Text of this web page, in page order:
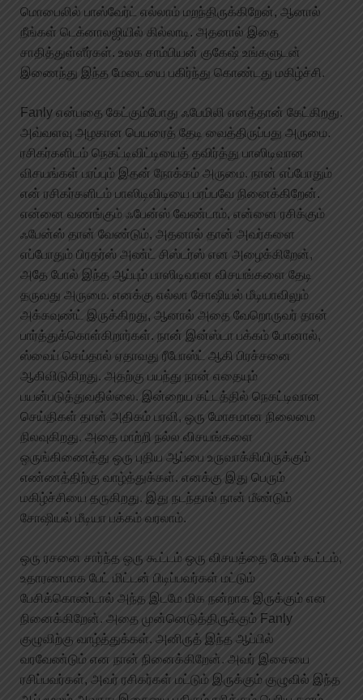
மொபைலில் பாஸ்வேர்ட் எல்லாம் மறந்திருக்கிறேன், ஆனால்
நீங்கள் டெக்னாலஜியில் கில்லாடி. அதனால் இதை
சாதித்துள்ளீர்கள். உலக சாம்பியன் குகேஷ் உங்களுடன்
இணைந்து இந்த மேடையை பகிர்ந்து கொண்டது மகிழ்ச்சி.
Fanly என்பதை கேட்கும்போது ஃபேமிலி எனத்தான் கேட்கிறது.
அவ்வளவு அழகான பெயரைத் தேடி வைத்திருப்பது அருமை.
ரசிகர்களிடம் நெகட்டிவிட்டியைத் தவிர்த்து பாஸிடிவான
விசயங்கள் பரப்பும் இதன் நோக்கம் அருமை. நான் எப்போதும்
என் ரசிகர்களிடம் பாஸிடிவிடியை பரப்பவே நினைக்கிறேன்.
என்னை வணங்கும் ஃபேன்ஸ் வேண்டாம், என்னை ரசிக்கும்
ஃபேன்ஸ் தான் வேண்டும், அதனால் தான் அவர்களை
எப்போதும் பிரதர்ஸ் அண்ட் சிஸ்டர்ஸ் என அழைக்கிறேன்,
அதே போல் இந்த ஆப்பும் பாஸிடிவான விசயங்களை தேடி
தருவது அருமை. எனக்கு எல்லா சோஷியல் மீடியாவிலும்
அக்கவுண்ட் இருக்கிறது, ஆனால் அதை வேறொருவர் தான்
பார்த்துக்கொள்கிறார்கள். நான் இன்ஸ்டா பக்கம் போனால்,
ஸ்வைப் செய்தால் ஏதாவது ரீபோஸ்ட் ஆகி பிரச்சனை
ஆகிவிடுகிறது. அதற்கு பயந்து நான் எதையும்
பயன்படுத்துவதில்லை. இன்றைய கட்டத்தில் நெகட்டிவான
செய்திகள் தான் அதிகம் பரவி, ஒரு மோசமான நிலைமை
நிலவுகிறது. அதை மாற்றி நல்ல விசயங்களை
ஒருங்கிணைத்து ஒரு புதிய ஆப்பை உருவாக்கியிருக்கும்
எண்ணத்திற்கு வாழ்த்துக்கள். எனக்கு இது பெரும்
மகிழ்ச்சியை தருகிறது. இது நடந்தால் நான் மீண்டும்
சோஷியல் மீடியா பக்கம் வரலாம்.
ஒரு ரசனை சார்ந்த ஒரு கூட்டம் ஒரு விசயத்தை பேசும் கூட்டம்,
உதாரணமாக பேட் மிட்டன் பிடிப்பவர்கள் மட்டும்
பேசிக்கொண்டால் அந்த இடமே மிக நன்றாக இருக்கும் என
நினைக்கிறேன். அதை முன்னெடுத்திருக்கும் Fanly
குழுவிற்கு வாழ்த்துக்கள். அனிருத் இந்த ஆப்பில்
வரவேண்டும் என நான் நினைக்கிறேன். அவர் இசையை
ரசிப்பவர்கள், அவர் ரசிகர்கள் மட்டும் இருக்கும் குழுவில் இந்த